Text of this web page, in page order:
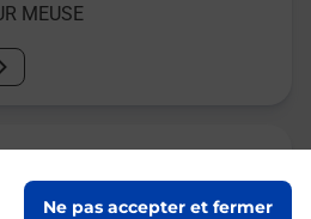
Ne pas accepter et fermer
MEUSE
MEUSE